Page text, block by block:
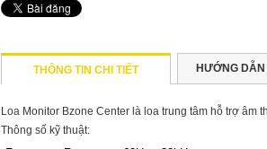
THÔNG TIN CHI TIẾT HƯỚNG
Loa Monitor Bzone Center là loa trung tâm hỗ trợ âm
Thông số kỹ thuật: